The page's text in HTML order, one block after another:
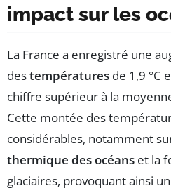
impact sur les
La France a enregistré une
destempératures de 1,9 °C
chiffre supérieur à la
Cette montée des
considérables, notamment
thermique des océans et la
glaciaires, provoquant ainsi